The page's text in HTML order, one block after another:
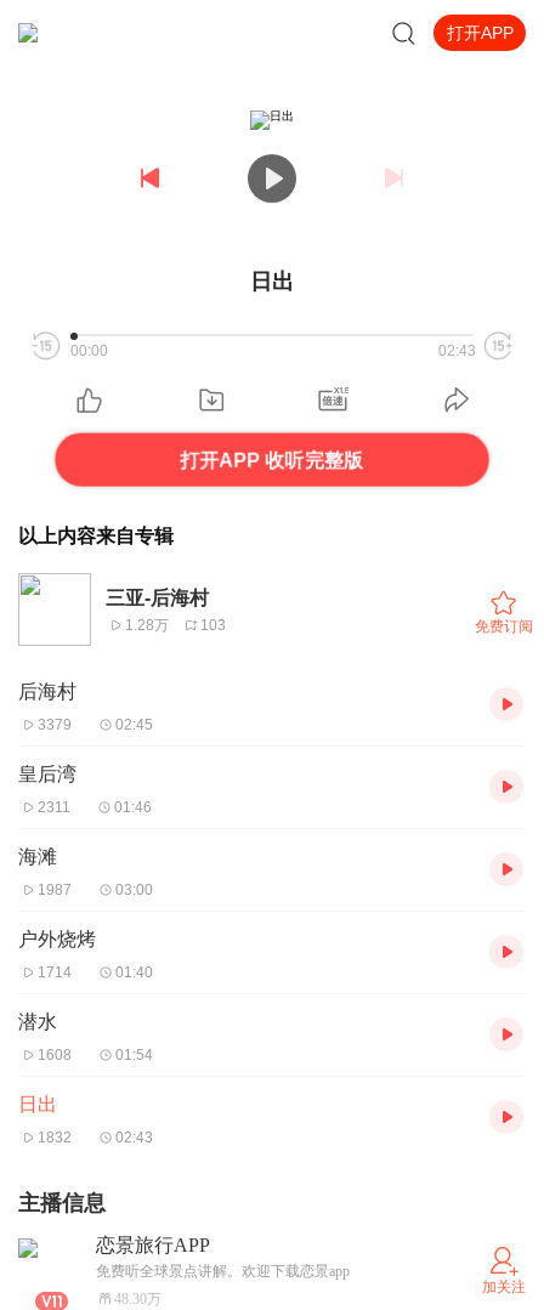
打开APP
日出
00:00 02:43
打开APP 收听完整版
以上内容来自专辑
三亚-后海村
1.28万 103 免费订阅
后海村
3379 02:45
皇后湾
2311 01:46
海滩
1987 03:00
户外烧烤
1714 01:40
潜水
1608 01:54
日出
1832 02:43
主播信息
恋景旅行APP
免费听全球景点讲解。欢迎下载恋景app
48.30万
加关注